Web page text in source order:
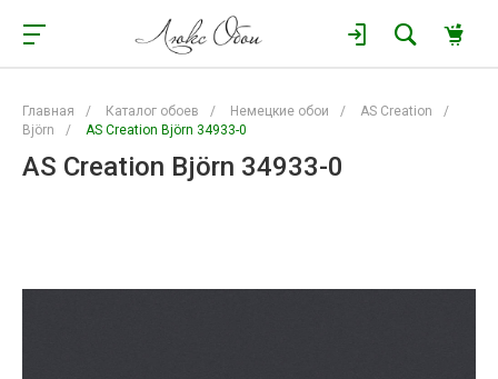
Главная / Каталог обоев / Немецкие обои / AS Creation
/
Björn
/ AS Creation Björn 34933-0
AS Creation Björn 34933-0